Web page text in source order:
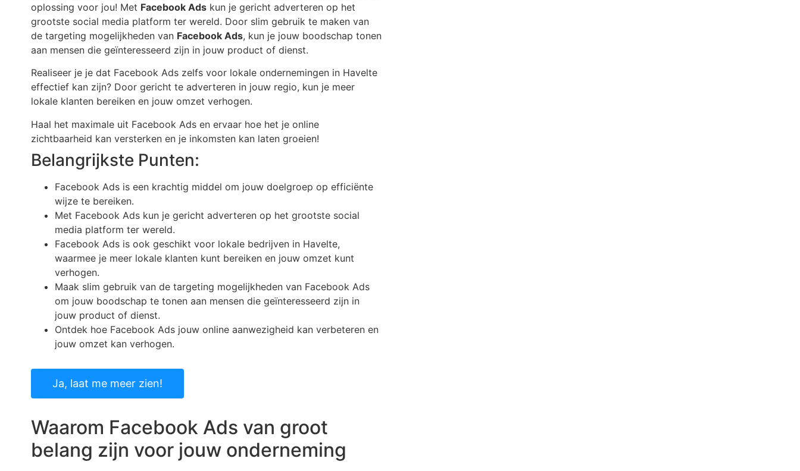
oplossing voor jou! Met Facebook Ads kun je gericht adverteren op het
grootste social media platform ter wereld. Door slim gebruik te maken van
de targeting mogelijkheden van Facebook Ads, kun je jouw boodschap tonen
aan mensen die geïnteresseerd zijn in jouw product of dienst.
Realiseer je je dat Facebook Ads zelfs voor lokale ondernemingen in Havelte
effectief kan zijn? Door gericht te adverteren in jouw regio, kun je meer
lokale klanten bereiken en jouw omzet verhogen.
Haal het maximale uit Facebook Ads en ervaar hoe het je online
zichtbaarheid kan versterken en je inkomsten kan laten groeien!
Belangrijkste Punten:
Facebook Ads is een krachtig middel om jouw doelgroep op efficiënte
wijze te bereiken.
Met Facebook Ads kun je gericht adverteren op het grootste social
media platform ter wereld.
Facebook Ads is ook geschikt voor lokale bedrijven in Havelte,
waarmee je meer lokale klanten kunt bereiken en jouw omzet kunt
verhogen.
Maak slim gebruik van de targeting mogelijkheden van Facebook Ads
om jouw boodschap te tonen aan mensen die geïnteresseerd zijn in
jouw product of dienst.
Ontdek hoe Facebook Ads jouw online aanwezigheid kan verbeteren en
jouw omzet kan verhogen.
Ja, laat me meer zien!
Waarom Facebook Ads van groot
belang zijn voor jouw onderneming